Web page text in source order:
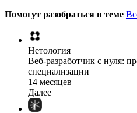
Помогут разобраться в теме
Нетология
Веб-разработчик с нуля:
специализации
14 месяцев
Далее